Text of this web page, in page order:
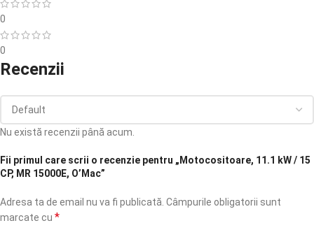
0
0
Recenzii
Nu există recenzii până acum.
Fii primul care scrii o recenzie pentru „Motocositoare, 11.1 kW / 15
CP, MR 15000E, O’Mac”
Adresa ta de email nu va fi publicată. Câmpurile obligatorii sunt
marcate cu *